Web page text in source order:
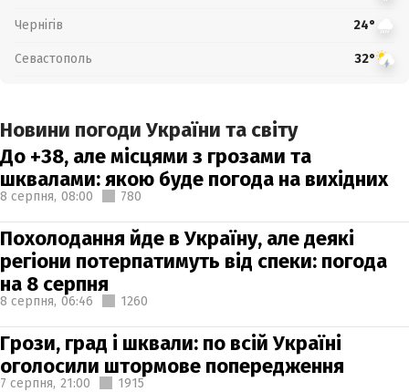
Чернігів 24°
Севастополь 32°
Новини погоди України та світу
До +38, але місцями з грозами та
шквалами: якою буде погода на вихідних
8 серпня, 08:00 780
Похолодання йде в Україну, але деякі
регіони потерпатимуть від спеки: погода
на 8 серпня
8 серпня, 06:46 1260
Грози, град і шквали: по всій Україні
оголосили штормове попередження
7 серпня, 21:00 1915